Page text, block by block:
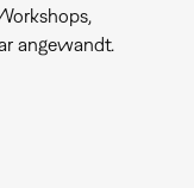
angewandt.